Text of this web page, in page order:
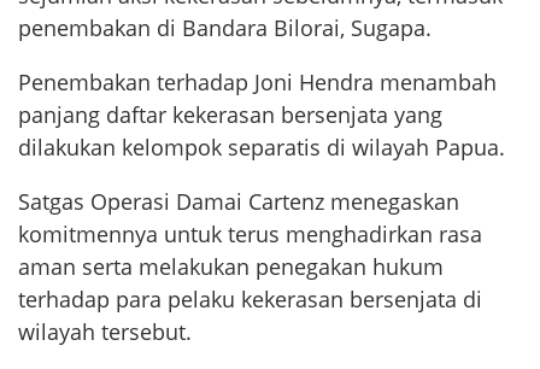
penembakan di Bandara Bilorai, Sugapa.
Penembakan terhadap Joni Hendra menambah
panjang daftar kekerasan bersenjata yang
dilakukan kelompok separatis di wilayah Papua.
Satgas Operasi Damai Cartenz menegaskan
komitmennya untuk terus menghadirkan rasa
aman serta melakukan penegakan hukum
terhadap para pelaku kekerasan bersenjata di
wilayah tersebut.